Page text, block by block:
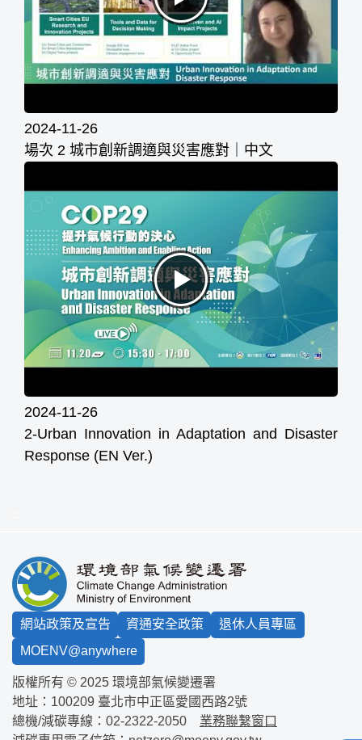
2024-11-26
場次 2 城市創新調適與災害應對｜中文
2024-11-26
2-Urban Innovation in Adaptation and Disaster
Response (EN Ver.)
網站政策及宣告 資通安全政策
退休人員專區
MOENV@anywhere
版權所有 © 2025 環境部氣候變遷署
地址：100209 臺北市中正區愛國西路2號
總機/減碳專線： 02-2322-2050
業務聯繫窗口